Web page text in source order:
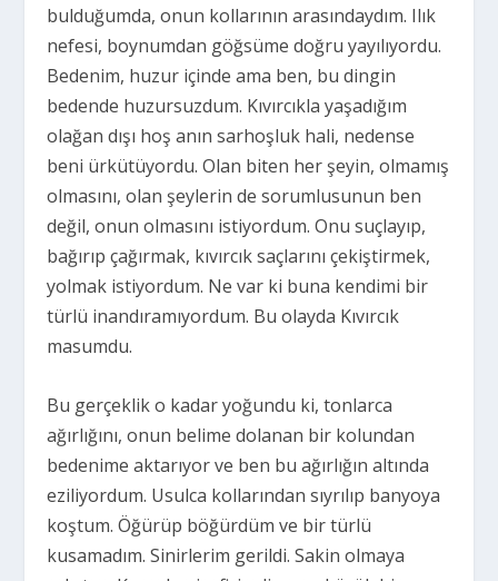
bulduğumda, onun kollarının arasındaydım. Ilık
nefesi, boynumdan göğsüme doğru yayılıyordu.
Bedenim, huzur içinde ama ben, bu dingin
bedende huzursuzdum. Kıvırcıkla yaşadığım
olağan dışı hoş anın sarhoşluk hali, nedense
beni ürkütüyordu. Olan biten her şeyin, olmamış
olmasını, olan şeylerin de sorumlusunun ben
değil, onun olmasını istiyordum. Onu suçlayıp,
bağırıp çağırmak, kıvırcık saçlarını çekiştirmek,
yolmak istiyordum. Ne var ki buna kendimi bir
türlü inandıramıyordum. Bu olayda Kıvırcık
masumdu.
Bu gerçeklik o kadar yoğundu ki, tonlarca
ağırlığını, onun belime dolanan bir kolundan
bedenime aktarıyor ve ben bu ağırlığın altında
eziliyordum. Usulca kollarından sıyrılıp banyoya
koştum. Öğürüp böğürdüm ve bir türlü
kusamadım. Sinirlerim gerildi. Sakin olmaya